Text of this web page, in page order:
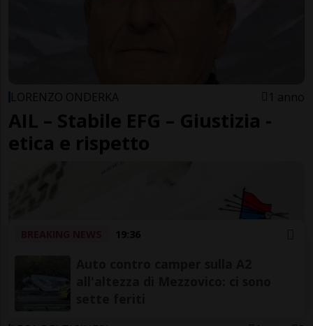
19:36
LORENZO ONDERKA 1 anno
AIL – Stabile EFG – Giustizia -
etica e rispetto